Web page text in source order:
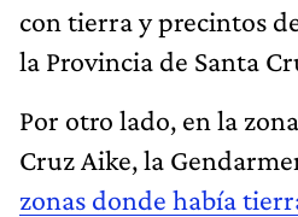
con tierra y precintos
la Provincia de Santa
Por otro lado, en la
Cruz Aike, la
zonas donde había